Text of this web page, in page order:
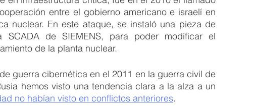
entre el gobierno americano e israelí en
nuclear. En este ataque, se instaló una pieza de
de SIEMENS, para poder modificar el
de la planta nuclear.
guerra cibernética en el 2011 en la guerra civil de
hemos visto una tendencia clara a la alza a un
no habían visto en conflictos anteriores.